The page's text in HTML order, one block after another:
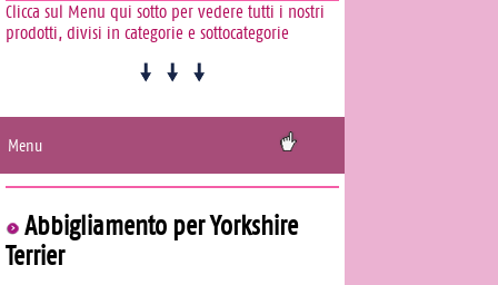
Clicca sul Menu qui sotto per vedere tutti i nostri
prodotti, divisi in categorie e sottocategorie
Menu
Abbigliamento per Yorkshire
Terrier